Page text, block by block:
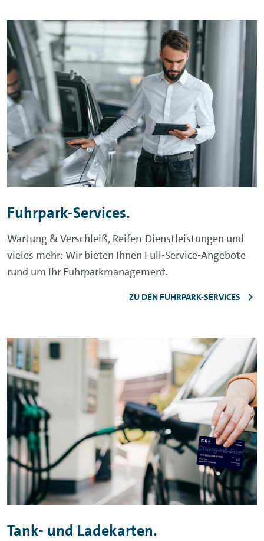
Fuhrpark-Services.
Wartung & Verschleiß, Reifen-Dienstleistungen und
vieles mehr: Wir bieten Ihnen Full-Service-Angebote
rund um Ihr Fuhrparkmanagement.
ZU DEN FUHRPARK-SERVICES
Tank- und Ladekarten.